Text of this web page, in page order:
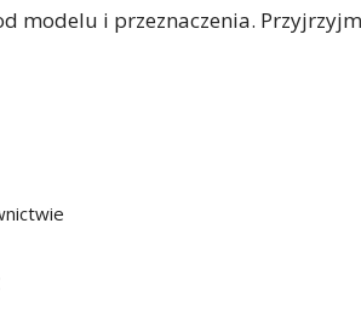
modelu i przeznaczenia.